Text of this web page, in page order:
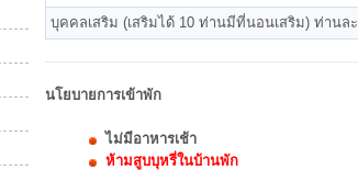
บุคคลเสริม (เสริมได้ 10 ท่านมีที่นอนเสริม) ท่านละ
นโยบายการเข้าพัก
ไม่มีอาหารเช้า
ห้ามสูบบุหรี่ในบ้านพัก